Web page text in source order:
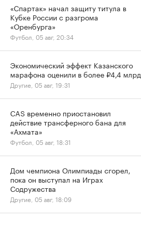
«Спартак» начал защиту титула в
Кубке России с разгрома
«Оренбурга»
Футбол, 05 авг, 20:34
Экономический эффект Казанского
марафона оценили в более ₽4,4 млрд
Другие, 05 авг, 19:31
CAS временно приостановил
действие трансферного бана для
«Ахмата»
Футбол, 05 авг, 18:31
Дом чемпиона Олимпиады сгорел,
пока он выступал на Играх
Содружества
Другие, 05 авг, 18:09